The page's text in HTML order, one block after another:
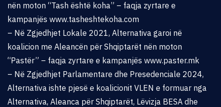
nën moton “Tash është koha” – faqja zyrtare e
kampanjës www.tasheshtekoha.com
– Në Zgjedhjet Lokale 2021, Alternativa garoi në
koalicion me Aleancën për Shqiptarët nën moton
“Pastër” – faqja zyrtare e kampanjës www.paster.mk
– Në Zgjedhjet Parlamentare dhe Presedenciale 2024,
Alternativa ishte pjesë e koalicionit VLEN e formuar nga
Alternativa, Aleanca për Shqiptarët, Lëvizja BESA dhe